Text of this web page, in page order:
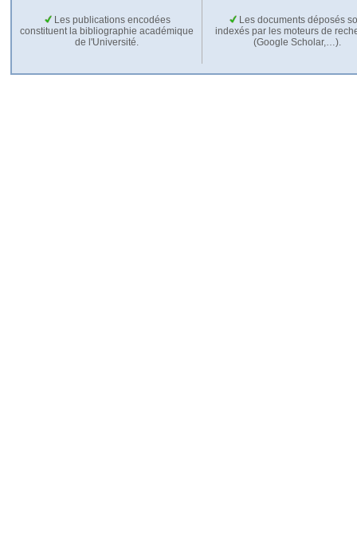
Les publications encodées
constituent la bibliographie académique
de l'Université.
Les documents déposés
indexés par les moteurs de
(Google Scholar,…).